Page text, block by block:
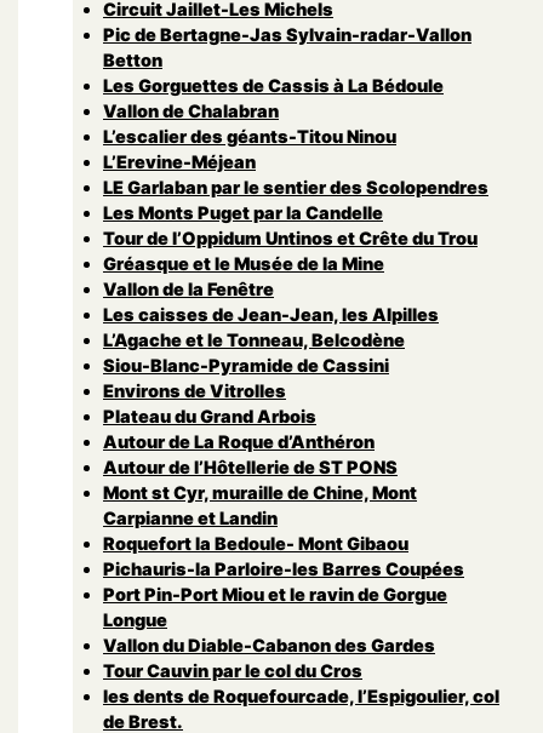
Circuit Jaillet-Les Michels
Pic de Bertagne-Jas Sylvain-radar-Vallon
Betton
Les Gorguettes de Cassis à La Bédoule
Vallon de Chalabran
L’escalier des géants-Titou Ninou
L’Erevine-Méjean
LE Garlaban par le sentier des Scolopendres
Les Monts Puget par la Candelle
Tour de l’Oppidum Untinos et Crête du Trou
Gréasque et le Musée de la Mine
Vallon de la Fenêtre
Les caisses de Jean-Jean, les Alpilles
L’Agache et le Tonneau, Belcodène
Siou-Blanc-Pyramide de Cassini
Environs de Vitrolles
Plateau du Grand Arbois
Autour de La Roque d’Anthéron
Autour de l’Hôtellerie de ST PONS
Mont st Cyr, muraille de Chine, Mont
Carpianne et Landin
Roquefort la Bedoule- Mont Gibaou
Pichauris-la Parloire-les Barres Coupées
Port Pin-Port Miou et le ravin de Gorgue
Longue
Vallon du Diable-Cabanon des Gardes
Tour Cauvin par le col du Cros
les dents de Roquefourcade, l’Espigoulier, col
de Brest.